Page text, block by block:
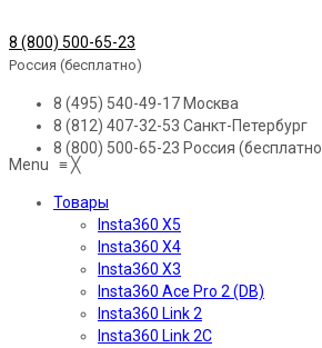
8 (800) 500-65-23
Россия (бесплатно)
8 (495) 540-49-17 Москва
8 (812) 407-32-53 Санкт-Петербург
8 (800) 500-65-23 Россия
Menu ≡╳
Товары
Insta360 X5
Insta360 X4
Insta360 X3
Insta360 Ace Pro 2 (DB)
Insta360 Link 2
Insta360 Link 2C